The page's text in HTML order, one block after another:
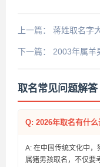
上一篇： 蒋姓取名字
解析
下一篇： 2003年属羊
取名常见问题解答
Q: 2026年取名有什么
A: 在中国传统文化中
属猪男孩取名，不仅要